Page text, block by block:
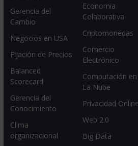
Gerencia del
Cambio
Negocios en USA
Fijación de Precios
Balanced
Scorecard
Gerencia del
Conocimiento
Clima
organizacional
Economia
Colaborativa
Criptomonedas
Comercio
Electrónico
Computación en
La Nube
Privacidad Online
Web 2.0
Big Data